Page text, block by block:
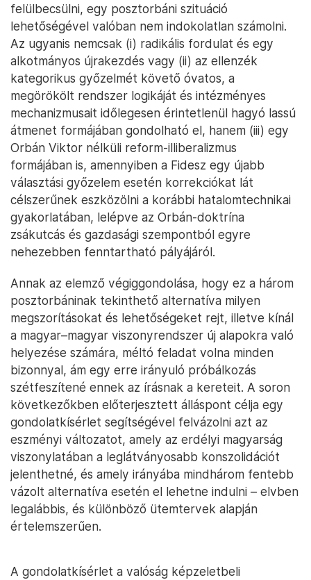
felülbecsülni, egy posztorbáni szituáció
lehetőségével valóban nem indokolatlan számolni.
Az ugyanis nemcsak (i) radikális fordulat és egy
alkotmányos újrakezdés vagy (ii) az ellenzék
kategorikus győzelmét követő óvatos, a
megörökölt rendszer logikáját és intézményes
mechanizmusait időlegesen érintetlenül hagyó lassú
átmenet formájában gondolható el, hanem (iii) egy
Orbán Viktor nélküli reform-illiberalizmus
formájában is, amennyiben a Fidesz egy újabb
választási győzelem esetén korrekciókat lát
célszerűnek eszközölni a korábbi hatalomtechnikai
gyakorlatában, lelépve az Orbán-doktrína
zsákutcás és gazdasági szempontból egyre
nehezebben fenntartható pályájáról.
Annak az elemző végiggondolása, hogy ez a három
posztorbáninak tekinthető alternatíva milyen
megszorításokat és lehetőségeket rejt, illetve kínál
a magyar–magyar viszonyrendszer új alapokra való
helyezése számára, méltó feladat volna minden
bizonnyal, ám egy erre irányuló próbálkozás
szétfeszítené ennek az írásnak a kereteit. A soron
következőkben előterjesztett álláspont célja egy
gondolatkísérlet segítségével felvázolni azt az
eszményi változatot, amely az erdélyi magyarság
viszonylatában a leglátványosabb konszolidációt
jelenthetné, és amely irányába mindhárom fentebb
vázolt alternatíva esetén el lehetne indulni – elvben
legalábbis, és különböző ütemtervek alapján
értelemszerűen.
A gondolatkísérlet a valóság képzeletbeli